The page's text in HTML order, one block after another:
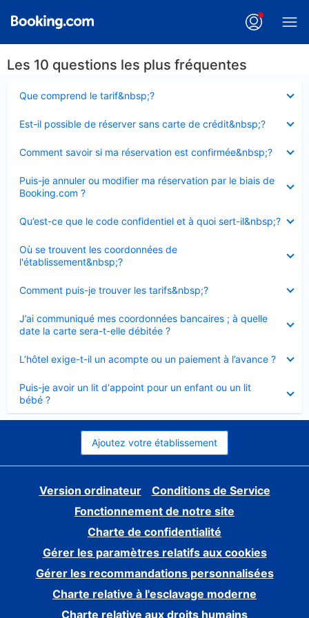
Les 10 questions les plus fréquentes
Que comprend le tarif&nbsp;?
fermé
Est-il possible de réserver sans carte de crédit&nbsp;?
fermé
Comment savoir si ma réservation est confirmée&nbsp;?
fermé
Puis-je annuler ou modifier ma réservation par le biais de
Booking.com ?
fermé
Qu’est-ce que le code confidentiel et à quoi sert-il&nbsp;?
fermé
Où se trouvent les coordonnées de
l'établissement&nbsp;?
fermé
Comment puis-je trouver les tarifs&nbsp;?
fermé
J’ai communiqué mes coordonnées bancaires ; à quelle
date la carte sera-t-elle débitée ?
fermé
L’hôtel exige-t-il un acompte ou un paiement à l’avance ?
fermé
Puis-je avoir un lit d'appoint pour un enfant ou un lit
bébé ?
fermé
Ajoutez votre établissement
Version ordinateur
Conditions de Service
Fonctionnement de notre site
Charte de confidentialité
Gérer les paramètres relatifs aux cookies
Gérer les recommandations personnalisées
Charte relative à l'esclavage moderne
Charte relative aux droits humains